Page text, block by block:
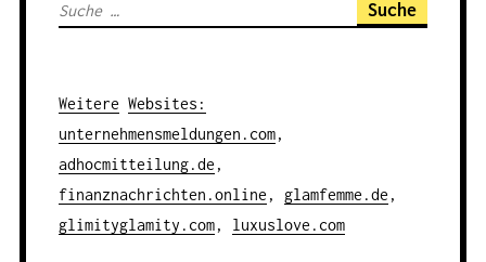
S
h
e
n
a
c
Weitere Websites :
unternehmensmeldungen.com,
adhocmitteilung.de ,
finanznachrichten.online , glamfemme.de ,
glimityglamity.com, luxuslove.com